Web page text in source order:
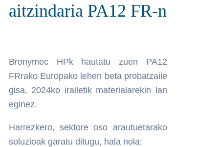
aitzindaria PA12 FR-n
Bronymec HPk hautatu zuen PA12
FRrako Europako lehen beta probatzaile
gisa, 2024ko irailetik materialarekin lan
eginez.
Harrezkero, sektore oso arautuetarako
soluzioak garatu ditugu, hala nola: